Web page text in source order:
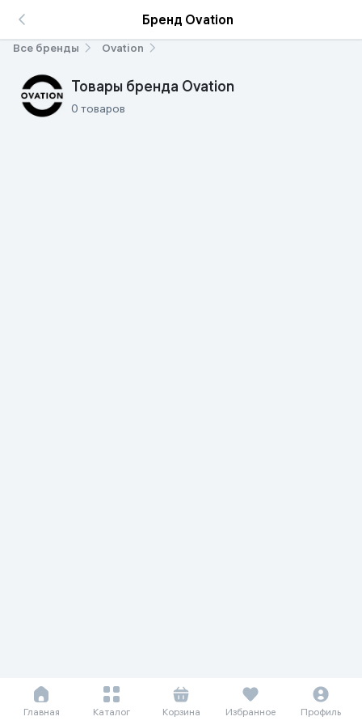
Бренд Ovation
Все бренды Ovation
Товары бренда Ovation
0 товаров
Главная Каталог Корзина Избранное Профиль